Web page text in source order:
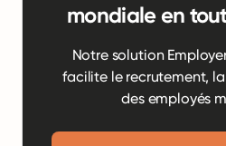
mondiale en
Notre solution
facilite le recrutement,
des employés